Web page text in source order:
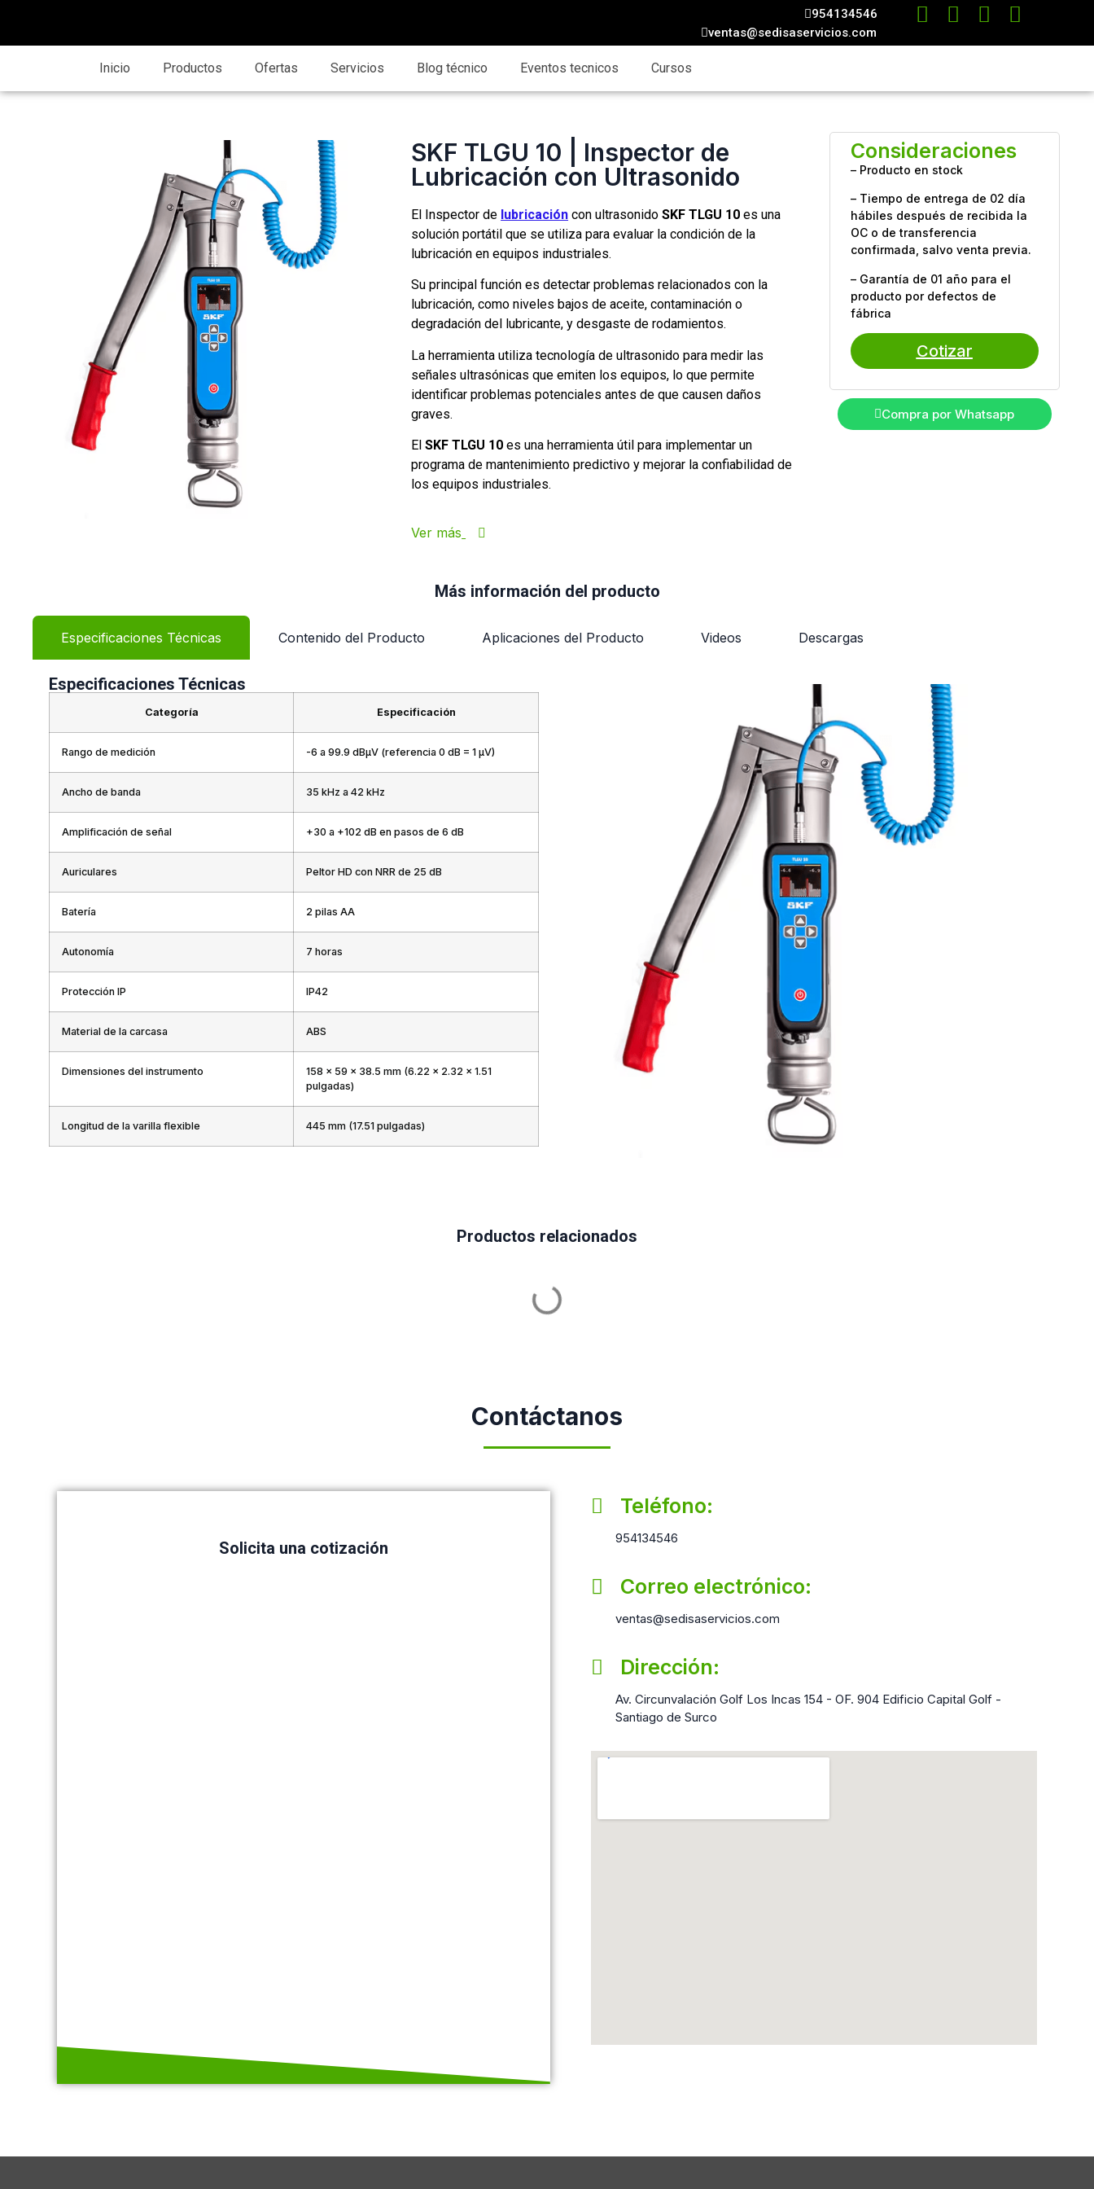
954134546
ventas@sedisaservicios.com
Inicio Productos Ofertas Servicios Blog técnico Eventos tecnicos Cursos
SKF TLGU 10 | Inspector de
Lubricación con Ultrasonido
El Inspector de lubricación con ultrasonidoSKF TLGU 10 es una
solución portátil que se utiliza para evaluar la condición de la
lubricación en equipos industriales.
Su principal función es detectar problemas relacionados con la
lubricación, como niveles bajos de aceite, contaminación o
degradación del lubricante, y desgaste de rodamientos.
La herramienta utiliza tecnología de ultrasonido para medir las
señales ultrasónicas que emiten los equipos, lo que permite
identificar problemas potenciales antes de que causen daños
graves.
ElSKF TLGU 10 es una herramienta útil para implementar un
programa de mantenimiento predictivo y mejorar la confiabilidad de
los equipos industriales.
Ver más
Consideraciones
– Producto en stock
– Tiempo de entrega de 02 día
hábiles después de recibida la
OC o de transferencia
confirmada, salvo venta previa.
– Garantía de 01 año para el
producto por defectos de
fábrica
Cotizar
Compra por Whatsapp
Más información del producto
Especificaciones Técnicas Contenido del Producto Aplicaciones del Producto Videos Descargas
Especificaciones Técnicas
Categoría Especificación
Rango de medición -6 a 99.9 dBµV (referencia 0 dB = 1 µV)
Ancho de banda 35 kHz a 42 kHz
Amplificación de señal +30 a +102 dB en pasos de 6 dB
Auriculares Peltor HD con NRR de 25 dB
Batería 2 pilas AA
Autonomía 7 horas
Protección IP IP42
Material de la carcasa ABS
Dimensiones del instrumento
158 x 59 x 38.5 mm (6.22 x 2.32 x 1.51
pulgadas)
Longitud de la varilla flexible 445 mm (17.51 pulgadas)
Productos relacionados
Contáctanos
Solicita una cotización
Teléfono:
954134546
Correo electrónico:
ventas@sedisaservicios.com
Dirección:
Av. Circunvalación Golf Los Incas 154 - OF. 904 Edificio Capital Golf -
Santiago de Surco